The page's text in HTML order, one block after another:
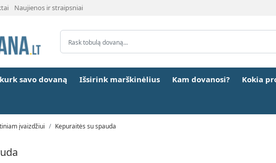
Naujienos ir straipsniai
savo dovaną Išsirink marškinėlius Kam dovanosi? Kokia
įvaizdžiui Kepuraitės su spauda